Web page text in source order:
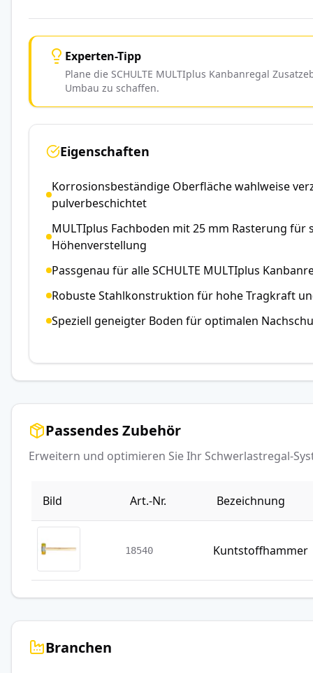
Experten-Tipp
Plane die SCHULTE MULTIplus Kanbanregal
Umbau zu schaffen.
Eigenschaften
Korrosionsbeständige Oberfläche wahlweise
pulverbeschichtet
MULTIplus Fachboden mit 25 mm Rasterung für
Höhenverstellung
Passgenau für alle SCHULTE MULTIplus
Robuste Stahlkonstruktion für hohe Tragkraft
Speziell geneigter Boden für optimalen
Passendes Zubehör
Erweitern und optimieren Sie Ihr Schwerlastregal-
Bild Art.-Nr. Bezeichnung
18540 Kuntstoffhammer
Branchen